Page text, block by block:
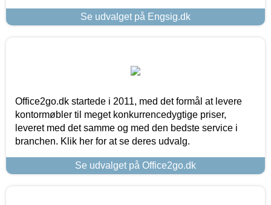
Se udvalget på Engsig.dk
Office2go.dk startede i 2011, med det formål at levere
kontormøbler til meget konkurrencedygtige priser,
leveret med det samme og med den bedste service i
branchen. Klik her for at se deres udvalg.
Se udvalget på Office2go.dk